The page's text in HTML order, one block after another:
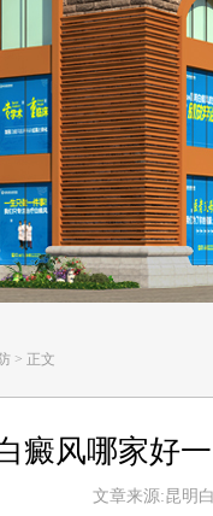
> 正文
癜风哪家好
文章来源:昆明